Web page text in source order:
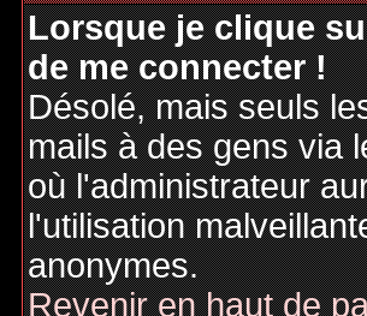
Lorsque je clique
de me connecter !
Désolé, mais seuls
mails à des gens via
où l'administrateur
l'utilisation
anonymes.
Revenir en haut de